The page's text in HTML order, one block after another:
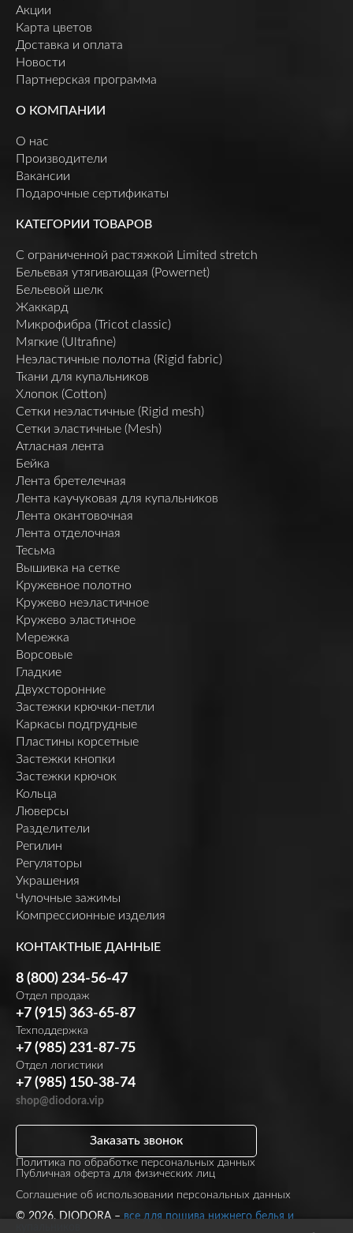
Акции
Карта цветов
Доставка и оплата
Новости
Партнерская программа
О КОМПАНИИ
О нас
Производители
Вакансии
Подарочные сертификаты
КАТЕГОРИИ ТОВАРОВ
C ограниченной растяжкой Limited stretch
Бельевая утягивающая (Powernet)
Бельевой шелк
Жаккард
Микрофибра (Tricot classic)
Мягкие (Ultrafine)
Неэластичные полотна (Rigid fabric)
Ткани для купальников
Хлопок (Cotton)
Сетки неэластичные (Rigid mesh)
Сетки эластичные (Mesh)
Атласная лента
Бейка
Лента бретелечная
Лента каучуковая для купальников
Лента окантовочная
Лента отделочная
Тесьма
Вышивка на сетке
Кружевное полотно
Кружево неэластичное
Кружево эластичное
Мережка
Ворсовые
Гладкие
Двухсторонние
Застежки крючки-петли
Каркасы подгрудные
Пластины корсетные
Застежки кнопки
Застежки крючок
Кольца
Люверсы
Разделители
Регилин
Регуляторы
Украшения
Чулочные зажимы
Компрессионные изделия
КОНТАКТНЫЕ ДАННЫЕ
8 (800) 234-56-47
Отдел продаж
+7 (915) 363-65-87
Техподдержка
+7 (985) 231-87-75
Отдел логистики
+7 (985) 150-38-74
shop@diodora.vip
Политика по обработке персональных данных
Публичная оферта для физических лиц
Заказать звонок
Соглашение об использовании персональных данных
© 2026, DIODORA –все для пошива нижнего белья и